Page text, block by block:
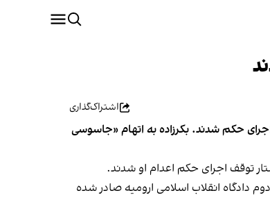
اشتراک‌گذاری
اجرای حکم شدند. بکرزاده به اتهام «جاسوسی
توقف اجرای حکم اعدام او شدند.
دادگاه انقلاب اسلامی ارومیه صادر شده